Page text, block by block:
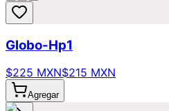
Globo-Hp1
$225 MXN$215 MXN
Agregar